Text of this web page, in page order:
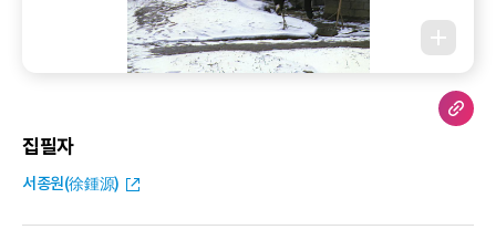
집필자
서종원(徐鍾源)